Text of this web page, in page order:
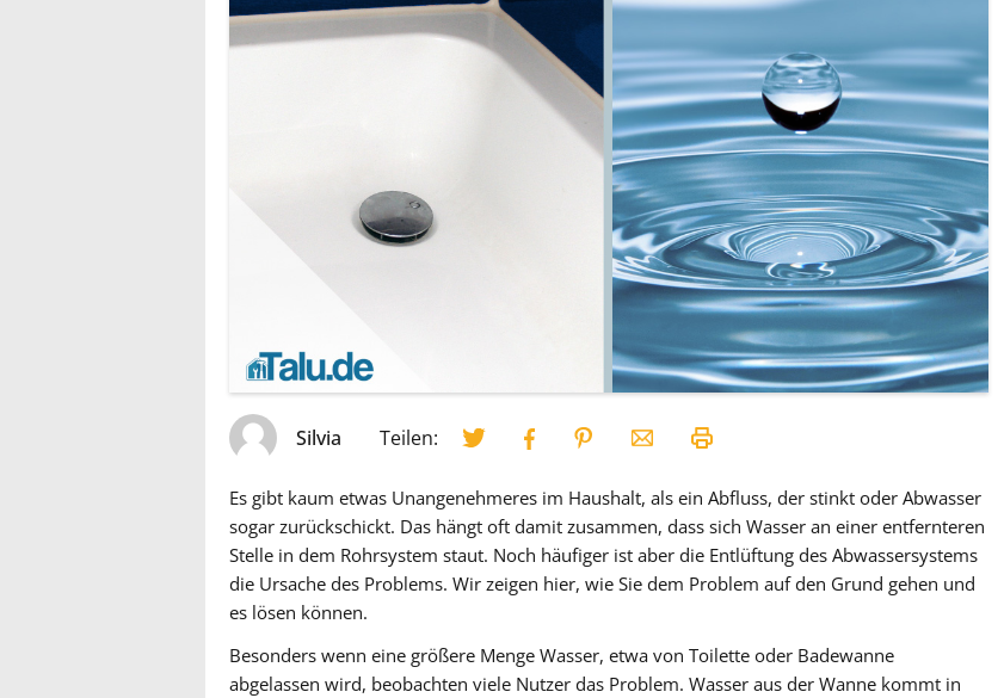
Silvia Teilen:
Es gibt kaum etwas Unangenehmeres im Haushalt, als ein Abfluss, der stinkt oder Abwasser
sogar zurückschickt. Das hängt oft damit zusammen, dass sich Wasser an einer entfernteren
Stelle in dem Rohrsystem staut. Noch häufiger ist aber die Entlüftung des Abwassersystems
die Ursache des Problems. Wir zeigen hier, wie Sie dem Problem auf den Grund gehen und
es lösen können.
Besonders wenn eine größere Menge Wasser, etwa von Toilette oder Badewanne
abgelassen wird, beobachten viele Nutzer das Problem. Wasser aus der Wanne kommt in